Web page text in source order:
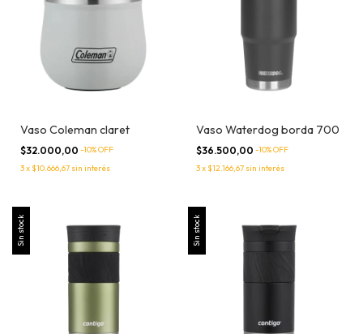
Vaso Coleman claret
$32.000,00 -10% OFF
3x$10.666,67 sin interés
Vaso Waterdog borda 700
$36.500,00 -10% OFF
3x$12.166,67 sin interés
Sin stock Sin stock